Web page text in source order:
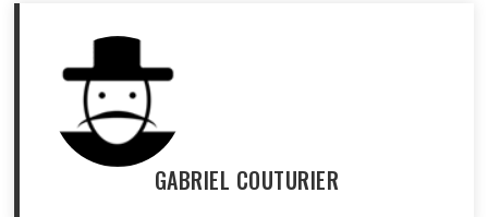
GABRIEL COUTURIER